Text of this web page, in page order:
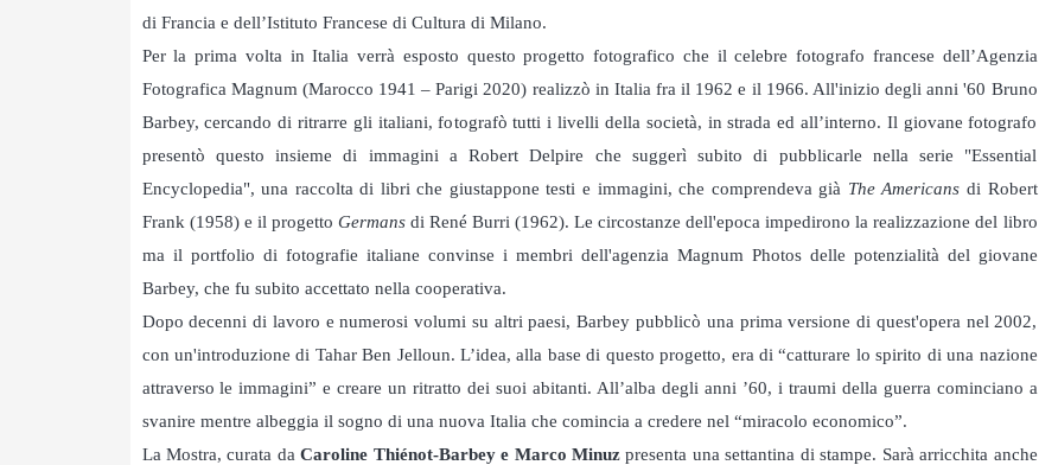
di Francia e dell’Istituto Francese di Cultura di Milano.
Per la prima volta in Italia verrà esposto questo progetto fotografico che il celebre fotografo francese dell’Agenzia
Fotografica Magnum (Marocco 1941 – Parigi 2020) realizzò in Italia fra il 1962 e il 1966. All'inizio degli anni '60 Bruno
Barbey, cercando di ritrarre gli italiani, fotografò tutti i livelli della società, in strada ed all’interno. Il giovane fotografo
presentò questo insieme di immagini a Robert Delpire che suggerì subito di pubblicarle nella serie "Essential
Encyclopedia", una raccolta di libri che giustappone testi e immagini, che comprendeva già The Americans di Robert
Frank (1958) e il progetto Germansdi René Burri (1962). Le circostanze dell'epoca impedirono la realizzazione del libro
ma il portfolio di fotografie italiane convinse i membri dell'agenzia Magnum Photos delle potenzialità del giovane
Barbey, che fu subito accettato nella cooperativa.
Dopo decenni di lavoro e numerosi volumi su altri paesi, Barbey pubblicò una prima versione di quest'opera nel 2002,
con un'introduzione di Tahar Ben Jelloun. L’idea, alla base di questo progetto, era di “catturare lo spirito di una nazione
attraverso le immagini” e creare un ritratto dei suoi abitanti. All’alba degli anni ’60, i traumi della guerra cominciano a
svanire mentre albeggia il sogno di una nuova Italia che comincia a credere nel “miracolo economico”.
La Mostra, curata daCaroline Thiénot-Barbey e Marco Minuz presenta una settantina di stampe. Sarà arricchita anche